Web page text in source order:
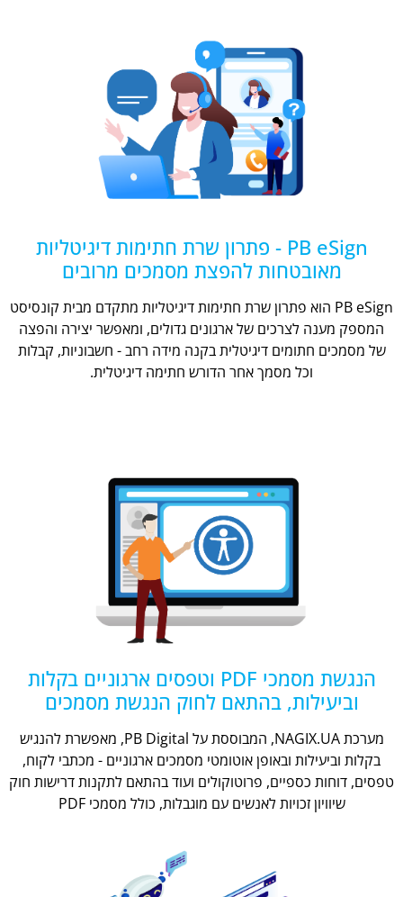
PB eSign - פתרון שרת חתימות דיגיטליות
מאובטחות להפצת מסמכים מרובים
PB eSign הוא פתרון שרת חתימות דיגיטליות מתקדם מבית קונסיסט
המספק מענה לצרכים של ארגונים גדולים, ומאפשר יצירה והפצה
של מסמכים חתומים דיגיטלית בקנה מידה רחב - חשבוניות, קבלות
וכל מסמך אחר הדורש חתימה דיגיטלית.
הנגשת מסמכי PDF וטפסים ארגוניים בקלות
וביעילות, בהתאם לחוק הנגשת מסמכים
מערכת NAGIX.UA, המבוססת על PB Digital, מאפשרת להנגיש
בקלות וביעילות ובאופן אוטומטי מסמכים ארגוניים - מכתבי לקוח,
טפסים, דוחות כספיים, פרוטוקולים ועוד בהתאם לתקנות דרישות חוק
שיוויון זכויות לאנשים עם מוגבלות, כולל מסמכי PDF